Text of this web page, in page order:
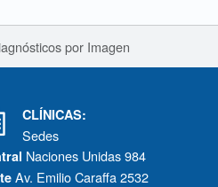
por Imagen
CLÍNICAS:
Sedes
Naciones Unidas 984
Av. Emilio Caraffa 2532